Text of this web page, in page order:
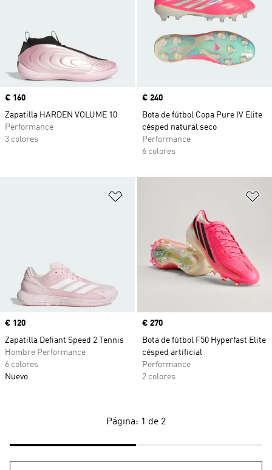
Precio
€ 160
Zapatilla HARDEN VOLUME 10
Performance
3 colores
Precio
€ 240
Bota de fútbol Copa Pure IV Elite
césped natural seco
Performance
6 colores
Precio
€ 120
Zapatilla Defiant Speed 2 Tennis
Hombre Performance
6 colores
Nuevo
Precio
€ 270
Bota de fútbol F50 Hyperfast Elite
césped artificial
Performance
2 colores
Página: 1 de 2